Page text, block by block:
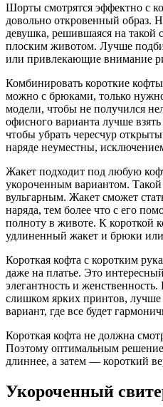
Шорты смотрятся эффектно с
довольно откровенный образ.
девушка, решившаяся на такой
плоским животом. Лучше
или привлекающие внимание
Комбинировать короткие
можно с брюками, только
модели, чтобы не получился
офисного варианта лучше
чтобы убрать чересчур
наряде неуместны,
Жакет подходит под любую
укороченным вариантом.
вульгарным. Жакет сможет
наряда, тем более что с его
полноту в животе. К короткой
удлиненный жакет и брюки
Короткая кофта с коротким
даже на платье. Это
элегантность и
слишком ярких принтов,
вариант, где все будет
Короткая кофта не должна
Поэтому оптимальным
длиннее, а затем — короткий
Укороченный